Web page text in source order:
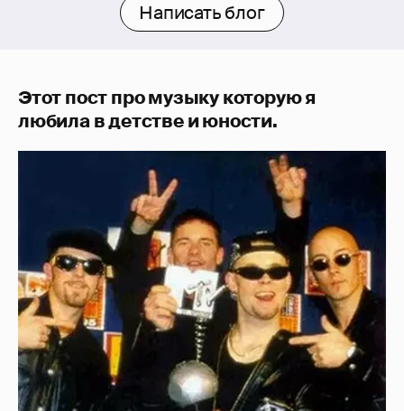
Написать блог
Этот пост про музыку которую я
любила в детстве и юности.